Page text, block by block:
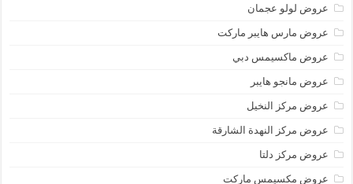
عروض لولو عجمان
عروض مارس هايبر ماركت
عروض ماكسيمس دبي
عروض مانجو هايبر
عروض مركز النخيل
عروض مركز النهدة الشارقة
عروض مركز دلتا
عروض مكسيمس ماركت